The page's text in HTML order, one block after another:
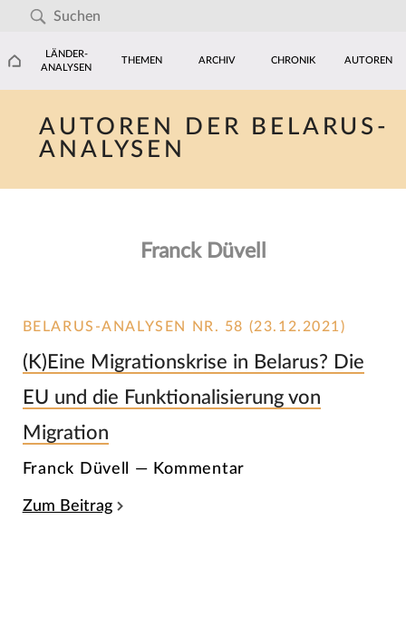
LÄNDER-
ANALYSEN
THEMEN ARCHIV CHRONIK AUTOREN
AUTOREN DER BELARUS-
ANALYSEN
Franck Düvell
BELARUS-ANALYSEN NR. 58 (23.12.2021)
(K)Eine Migrationskrise in Belarus? Die
EU und die Funktionalisierung von
Migration
Franck Düvell — Kommentar
Zum Beitrag